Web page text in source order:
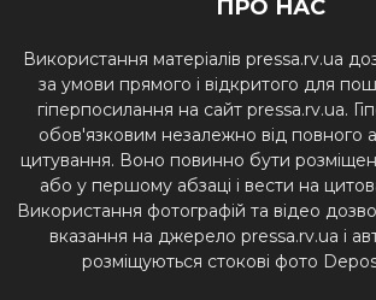
ПРО НАС
Використання матеріалів pressa.rv.ua
за умови прямого і відкритого для
гіперпосилання на сайт pressa.rv.ua.
обов'язковим незалежно від повного
цитування. Воно повинно бути
або у першому абзаці і вести на
Використання фотографій та відео
вказання на джерело pressa.rv.ua і
розміщуються стокові фото